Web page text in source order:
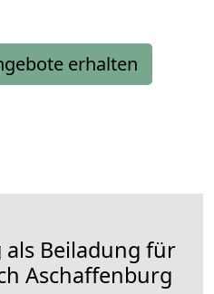
erhalten
Beiladung für
Aschaffenburg